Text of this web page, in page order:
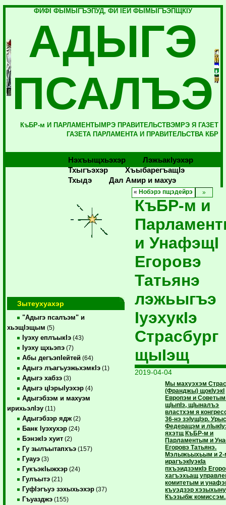
ФИФI ФЫМЫГЪЭПУД, ФИ IЕЙ ФЫМЫГЪЭПЩКIУ
АДЫГЭ
ПСАЛЪЭ
КъБР-м И ПАРЛАМЕНТЫМРЭ ПРАВИТЕЛЬСТВЭМРЭ Я ГАЗЕТ
ГАЗЕТА ПАРЛАМЕНТА И ПРАВИТЕЛЬСТВА КБР
Нэхъыщхьэхэр
Лэжьакlуэхэр
Тхыгъэхэр
Хъыбарегъащlэ
Тхыдэ
Дал Амир и махуэ
Зытеухуахэр
"Адыгэ псалъэм" и
хьэщIэщым (5)
Iуэху еплъыкIэ (43)
Iуэху щхьэпэ (7)
Абы дегъэпIейтей (64)
Адыгэ лъагъуэжьхэмкIэ (1)
Адыгэ хабзэ (3)
Адыгэ цIэрыIуэхэр (4)
Адыгэбзэм и махуэм
ирихьэлIэу (11)
Адыгэбзэр ядж (2)
Банк Iуэхухэр (24)
БэнэкIэ хуит (2)
Гу зылъытапхъэ (157)
Гуауэ (3)
ГукъэкIыжхэр (24)
Гулъытэ (21)
ГуфIэгъуэ зэхыхьэхэр (37)
Гъуазджэ (155)
« Нобэрэ пщэдейрэ
КъБР-м и
и УнафэщI
Егоровэ
Татьянэ
лэжьыгъэ
IуэхукIэ
Страсбург
щыIэщ
2019-04-04
Мы махуэхэм
(Франджы) щокIуэкI
Европэм и
щIыпIэ, щIыналъэ
властхэм я
36-нэ зэIущIэр.
Федерацэм и
яхэтщ КъБР-м и
Парламентым и
Егоровэ Татьянэ.
Мэлыжьыхьым и
ирагъэкIуэкIа
пхъэидзэмкIэ
хагъэхьащ
комитетым и
къуэдзэр хэзыхыну
Къэзыбж комиссэм.